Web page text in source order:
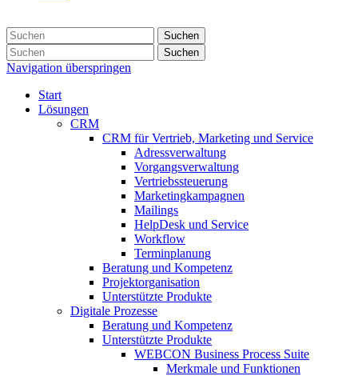
Suchen
Suchen
Navigation überspringen
Start
Lösungen
CRM
CRM für Vertrieb, Marketing und Service
Adressverwaltung
Vorgangsverwaltung
Vertriebssteuerung
Marketingkampagnen
Mailings
HelpDesk und Service
Workflow
Terminplanung
Beratung und Kompetenz
Projektorganisation
Unterstützte Produkte
Digitale Prozesse
Beratung und Kompetenz
Unterstützte Produkte
WEBCON Business Process Suite
Merkmale und Funktionen